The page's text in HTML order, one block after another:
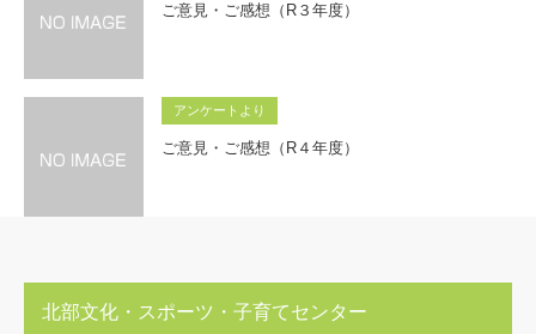
ご意見・ご感想（R３年度）
アンケートより
ご意見・ご感想（R４年度）
北部文化・スポーツ・子育てセンター